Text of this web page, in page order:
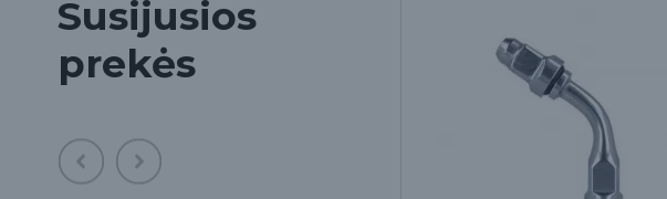
Susijusios
prekės